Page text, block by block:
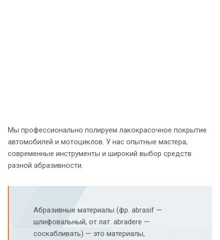
Мы профессионально полируем лакокрасочное покрытие
автомобилей и мотоциклов. У нас опытные мастера,
современные инструменты и широкий выбор средств
разной абразивности.
Абразивные материалы (фр. abrasif —
шлифовальный, от лат. abradere —
соскабливать) — это материалы,